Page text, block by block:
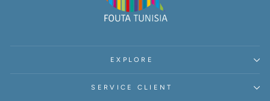
EXPLORE
SERVICE CLIENT